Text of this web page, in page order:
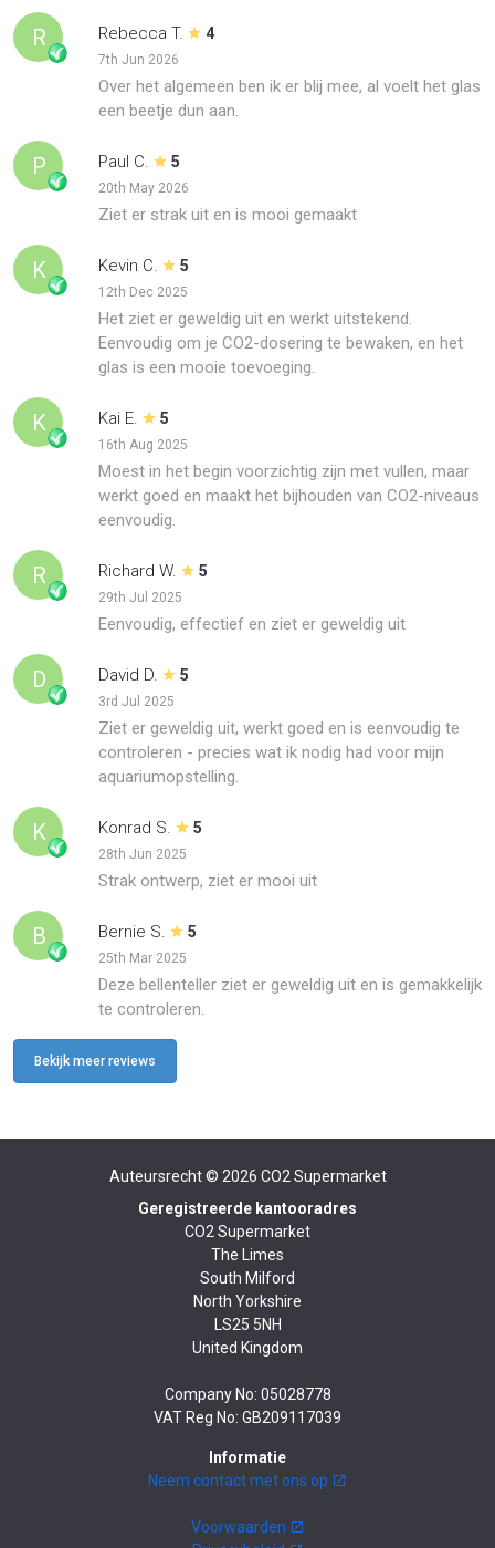
R Rebecca T. 4
7th Jun 2026
Over het algemeen ben ik er blij mee, al voelt het glas
een beetje dun aan.
P Paul C. 5
20th May 2026
Ziet er strak uit en is mooi gemaakt
K Kevin C. 5
12th Dec 2025
Het ziet er geweldig uit en werkt uitstekend.
Eenvoudig om je CO2-dosering te bewaken, en het
glas is een mooie toevoeging.
K Kai E. 5
16th Aug 2025
Moest in het begin voorzichtig zijn met vullen, maar
werkt goed en maakt het bijhouden van CO2-niveaus
eenvoudig.
R Richard W. 5
29th Jul 2025
Eenvoudig, effectief en ziet er geweldig uit
D David D. 5
3rd Jul 2025
Ziet er geweldig uit, werkt goed en is eenvoudig te
controleren - precies wat ik nodig had voor mijn
aquariumopstelling.
K Konrad S. 5
28th Jun 2025
Strak ontwerp, ziet er mooi uit
B Bernie S. 5
25th Mar 2025
Deze bellenteller ziet er geweldig uit en is gemakkelijk
te controleren.
Bekijk meer reviews
Auteursrecht © 2026 CO2 Supermarket
Geregistreerde kantooradres
CO2 Supermarket
The Limes
South Milford
North Yorkshire
LS25 5NH
United Kingdom
Company No: 05028778
VAT Reg No: GB209117039
Informatie
Neem contact met ons op
Voorwaarden